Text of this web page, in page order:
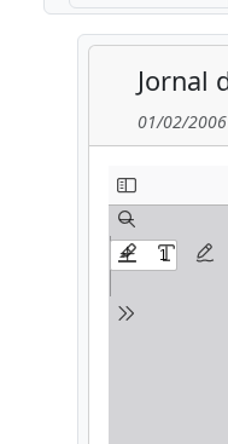
Jornal
01/02/2006